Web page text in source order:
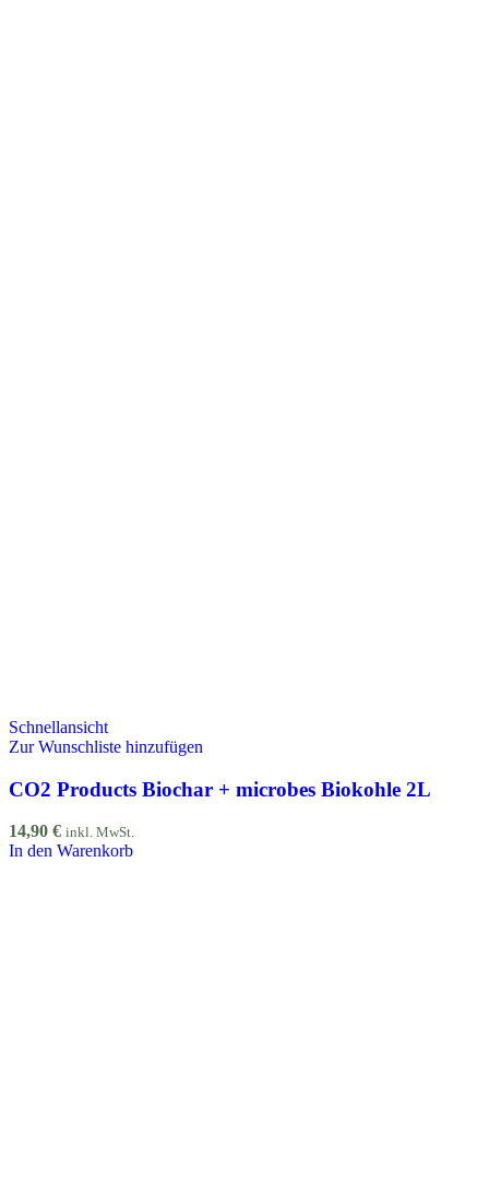
Schnellansicht
Zur Wunschliste hinzufügen
CO2 Products Biochar + microbes Biokohle 2L
14,90 € inkl. MwSt.
In den Warenkorb